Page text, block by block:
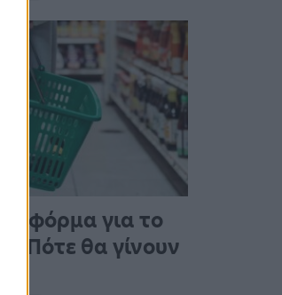
για το
– Πότε θα γίνουν